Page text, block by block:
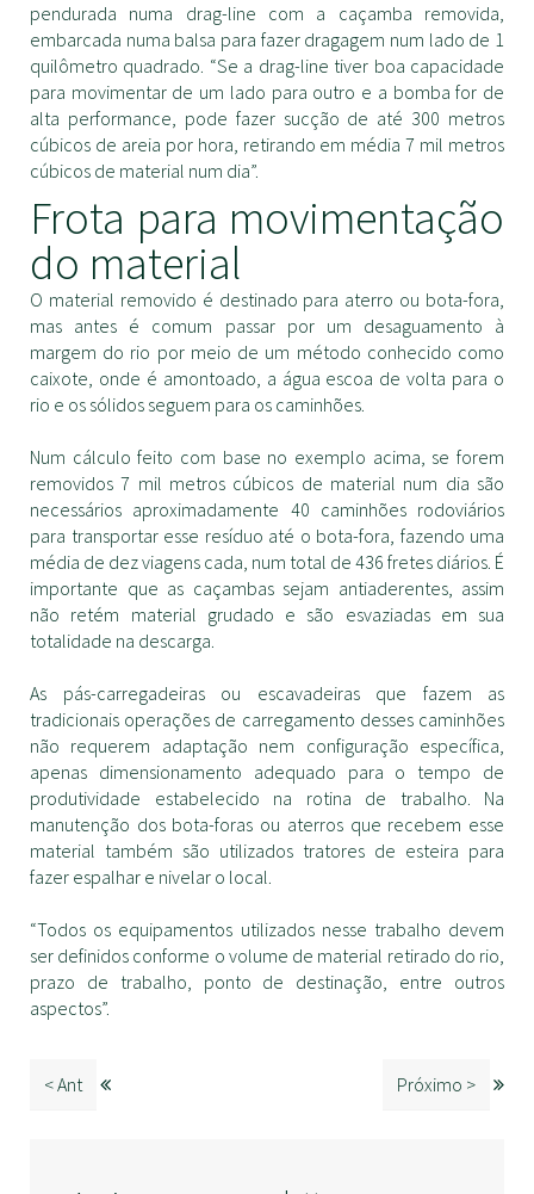
pendurada numa drag-line com a caçamba removida,
embarcada numa balsa para fazer dragagem num lado de 1
quilômetro quadrado. “Se a drag-line tiver boa capacidade
para movimentar de um lado para outro e a bomba for de
alta performance, pode fazer sucção de até 300 metros
cúbicos de areia por hora, retirando em média 7 mil metros
cúbicos de material num dia”.
Frota para movimentação
do material
O material removido é destinado para aterro ou bota-fora,
mas antes é comum passar por um desaguamento à
margem do rio por meio de um método conhecido como
caixote, onde é amontoado, a água escoa de volta para o
rio e os sólidos seguem para os caminhões.
Num cálculo feito com base no exemplo acima, se forem
removidos 7 mil metros cúbicos de material num dia são
necessários aproximadamente 40 caminhões rodoviários
para transportar esse resíduo até o bota-fora, fazendo uma
média de dez viagens cada, num total de 436 fretes diários. É
importante que as caçambas sejam antiaderentes, assim
não retém material grudado e são esvaziadas em sua
totalidade na descarga.
As pás-carregadeiras ou escavadeiras que fazem as
tradicionais operações de carregamento desses caminhões
não requerem adaptação nem configuração específica,
apenas dimensionamento adequado para o tempo de
produtividade estabelecido na rotina de trabalho. Na
manutenção dos bota-foras ou aterros que recebem esse
material também são utilizados tratores de esteira para
fazer espalhar e nivelar o local.
“Todos os equipamentos utilizados nesse trabalho devem
ser definidos conforme o volume de material retirado do rio,
prazo de trabalho, ponto de destinação, entre outros
aspectos”.
< Ant Próximo >